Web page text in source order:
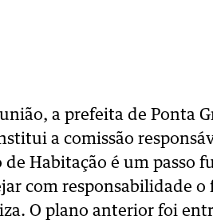
a prefeita de Ponta
a comissão
de Habitação é um passo
com responsabilidade
O plano anterior foi